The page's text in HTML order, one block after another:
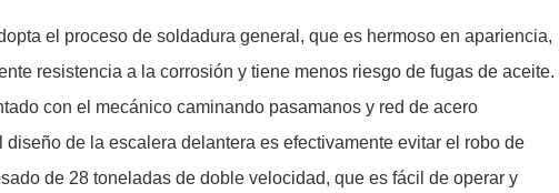
el proceso de soldadura general, que es hermoso en apariencia,
resistencia a la corrosión y tiene menos riesgo de fugas de aceite.
con el mecánico caminando pasamanos y red de acero
de la escalera delantera es efectivamente evitar el robo de
de 28 toneladas de doble velocidad, que es fácil de operar y